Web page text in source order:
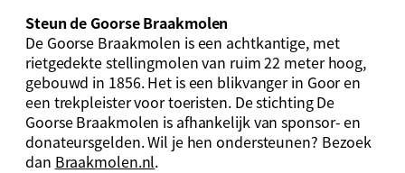
Steun de Goorse Braakmolen
De Goorse Braakmolen is een achtkantige, met
rietgedekte stellingmolen van ruim 22 meter hoog,
gebouwd in 1856. Het is een blikvanger in Goor en
een trekpleister voor toeristen. De stichting De
Goorse Braakmolen is afhankelijk van sponsor- en
donateursgelden. Wil je hen ondersteunen? Bezoek
dan Braakmolen.nl.